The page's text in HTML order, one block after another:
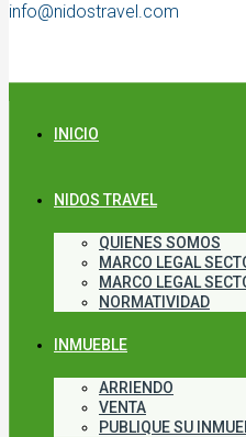
info@nidostravel.com
INICIO
NIDOS TRAVEL
QUIENES SOMOS
MARCO LEGAL
MARCO LEGAL
NORMATIVIDAD
INMUEBLE
ARRIENDO
VENTA
PUBLIQUE SU